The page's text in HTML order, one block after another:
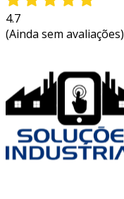
4.7
(Ainda sem avaliações)